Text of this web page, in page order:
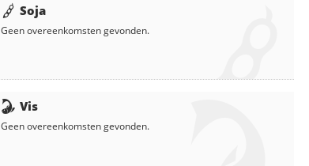
Soja
Geen overeenkomsten gevonden.
Vis
Geen overeenkomsten gevonden.